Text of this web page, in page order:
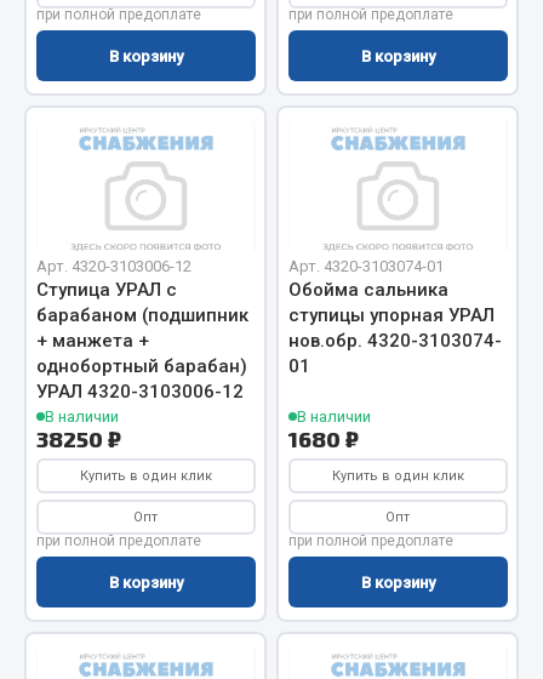
Весь раздел
Запчасти МАЗ
Система питания
Тормозная система
Двери
Окно ветровое
Двигатель
Электрооборудование
Весь раздел
Запчасти Урал
Двигатель
Мост задний
Система питания
при полной предоплате
В корзину
при полной предоплате
В корзину
Арт. 4320-3103006-12
Ступица УРАЛ с
барабаном (подшипник
+ манжета +
однобортный барабан)
УРАЛ 4320-3103006-12
В наличии
38250 ₽
Купить в один клик
Опт
при полной предоплате
В корзину
Арт. 4320-3103074-01
Обойма сальника
ступицы упорная УРАЛ
нов.обр. 4320-3103074-
01
В наличии
1680 ₽
Купить в один клик
Опт
при полной предоплате
В корзину